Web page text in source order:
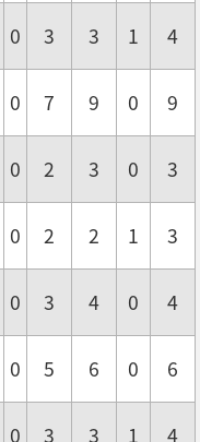
0 3 3 1
4
0 7 9 0
9
0 2 3 0
3
0 2 2 1
3
0 3 4 0
4
0 5 6 0
6
0 3 3 1 4